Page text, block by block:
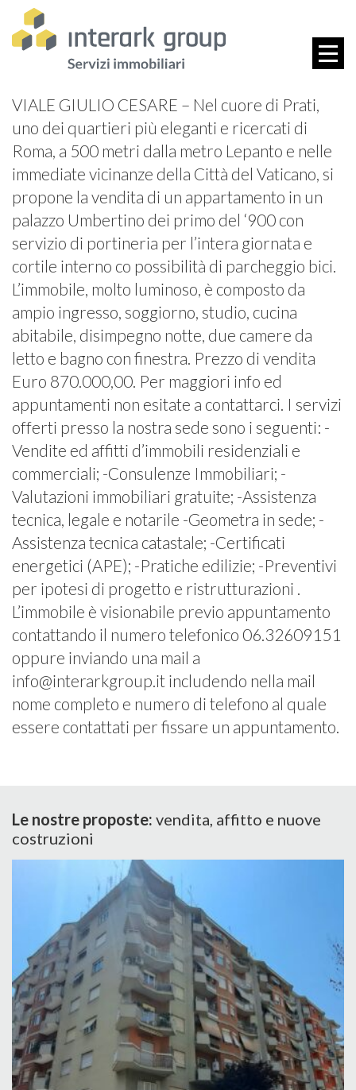
VIALE GIULIO CESARE – Nel cuore di Prati,
uno dei quartieri più eleganti e ricercati di
Roma, a 500 metri dalla metro Lepanto e nelle
immediate vicinanze della Città del Vaticano, si
propone la vendita di un appartamento in un
palazzo Umbertino dei primo del ‘900 con
servizio di portineria per l’intera giornata e
cortile interno co possibilità di parcheggio bici.
L’immobile, molto luminoso, è composto da
ampio ingresso, soggiorno, studio, cucina
abitabile, disimpegno notte, due camere da
letto e bagno con finestra. Prezzo di vendita
Euro 870.000,00. Per maggiori info ed
appuntamenti non esitate a contattarci. I servizi
offerti presso la nostra sede sono i seguenti: -
Vendite ed affitti d’immobili residenziali e
commerciali; -Consulenze Immobiliari; -
Valutazioni immobiliari gratuite; -Assistenza
tecnica, legale e notarile -Geometra in sede; -
Assistenza tecnica catastale; -Certificati
energetici (APE); -Pratiche edilizie; -Preventivi
per ipotesi di progetto e ristrutturazioni .
L’immobile è visionabile previo appuntamento
contattando il numero telefonico 06.32609151
oppure inviando una mail a
info@interarkgroup.it includendo nella mail
nome completo e numero di telefono al quale
essere contattati per fissare un appuntamento.
Le nostre proposte: vendita, affitto e nuove
costruzioni